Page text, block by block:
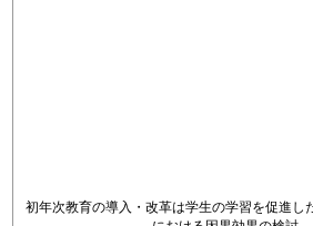
初年次教育の導入・改革は学生の学習を促進し